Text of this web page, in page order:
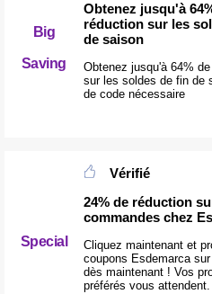
Big
Saving
Obtenez jusqu'à
réduction sur les
de saison
Obtenez jusqu'à 64%
sur les soldes de fin de
de code nécessaire
Special
Vérifié
24% de réduction
commandes chez
Cliquez maintenant et
coupons Esdemarca
dès maintenant ! Vos
préférés vous attendent.